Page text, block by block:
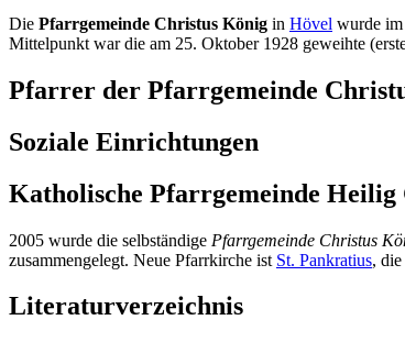
Die Pfarrgemeinde Christus König in Hövel wurde
Mittelpunkt war die am 25. Oktober 1928 geweihte
Pfarrer der Pfarrgemeinde
Soziale Einrichtungen
Katholische Pfarrgemeinde
2005 wurde die selbständige Pfarrgemeinde Christus
zusammengelegt. Neue Pfarrkirche ist St. Pankratius,
Literaturverzeichnis